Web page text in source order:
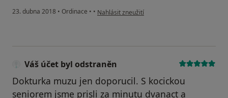
23. dubna 2018 • Ordinace • • podle názoru uživatele Váš účet byl odstraněn
Nahlásit zneužití
Váš účet byl odstraněn
Dokturka muzu jen doporucil. S kocickou
seniorem jsme prisli za minutu dvanact a